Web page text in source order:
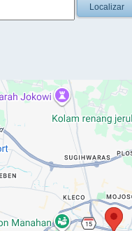
Localizar